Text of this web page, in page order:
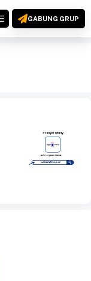
MENUGABUNG GRUP